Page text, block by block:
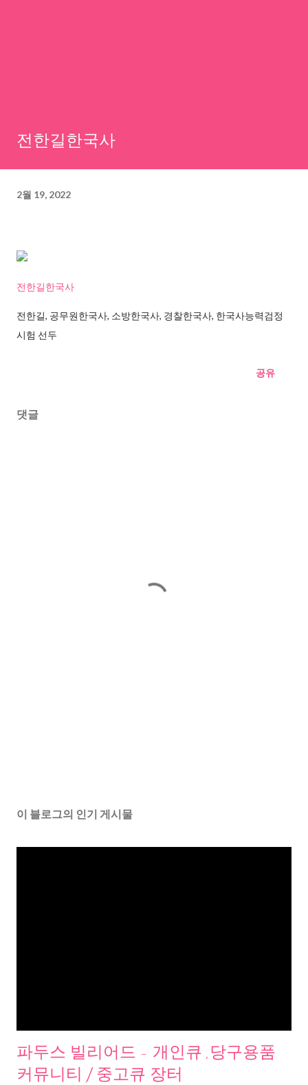
전한길한국사
2월 19, 2022
전한길한국사
전한길, 공무원한국사, 소방한국사, 경찰한국사, 한국사능력검정
시험 선두
공유
댓글
이 블로그의 인기 게시물
파두스 빌리어드 - 개인큐 ,당구용품
커뮤니티 / 중고큐 장터